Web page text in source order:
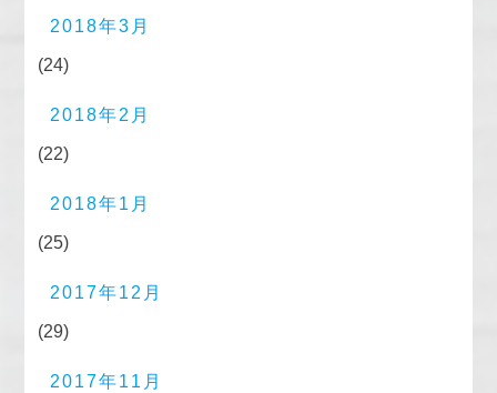
2018年3月
(24)
2018年2月
(22)
2018年1月
(25)
2017年12月
(29)
2017年11月